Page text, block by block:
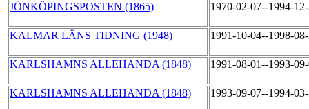
JÖNKÖPINGSPOSTEN (1865) 1970-02-07--1994-
KALMAR LÄNS TIDNING (1948) 1991-10-04--1998-
KARLSHAMNS ALLEHANDA (1848) 1991-08-01--1993-
KARLSHAMNS ALLEHANDA (1848) 1993-09-07--1994-